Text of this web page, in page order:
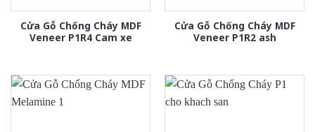
Cửa Gỗ Chống Cháy MDF
Veneer P1R4 Cam xe
Cửa Gỗ Chống Cháy MDF
Veneer P1R2 ash